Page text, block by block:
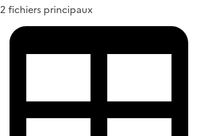
2 fichiers principaux